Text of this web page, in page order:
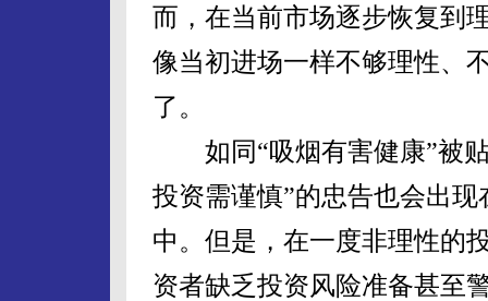
而，在当前市场逐步恢复到
像当初进场一样不够理性、
了。
如同“吸烟有害健康”被贴
投资需谨慎”的忠告也会出
中。但是，在一度非理性的
资者缺乏投资风险准备甚至